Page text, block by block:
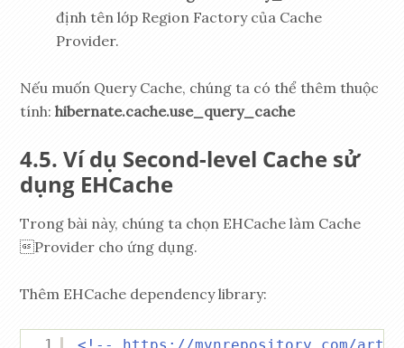
định tên lớp Region Factory của Cache
Provider.
Nếu muốn Query Cache, chúng ta có thể thêm thuộc
tính:hibernate.cache.use_query_cache
Ví dụ Second-level Cache sử
dụng EHCache
Trong bài này, chúng ta chọn EHCache làm Cache
Provider cho ứng dụng.
Thêm EHCache dependency library: